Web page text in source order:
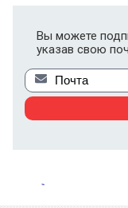
Вы можете
указав свою